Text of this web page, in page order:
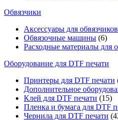
Обвязчики
Аксессуары для обвязчиков
Обвязочные машины (6)
Расходные материалы для
Оборудование для DTF печати
Принтеры для DTF печати
Дополнительное
Клей для DTF печати (15)
Пленка и бумага для DTF
Чернила для DTF печати